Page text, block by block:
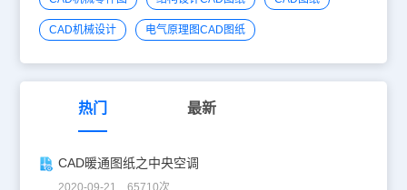
CAD机械设计 电气原理图CAD图纸
热门 最新
CAD暖通图纸之中央空调